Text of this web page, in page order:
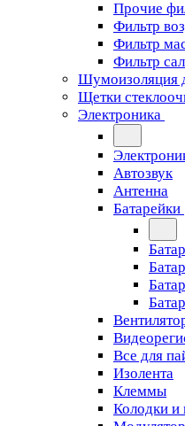
Прочие
Фильтр
Фильтр
Фильтр
Шумоизоляция
Щетки
Электроника
Автозвук
Антенна
Батарейки
Все для
Изолента
Клеммы
Колодки и